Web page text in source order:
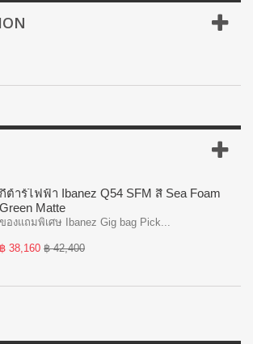
กีต้าร์ไฟฟ้า Ibanez Q54 SFM สี Sea Foam
ของแถมพิเศษ Ibanez Gig bag Pick...
฿ 38,160฿ 42,400